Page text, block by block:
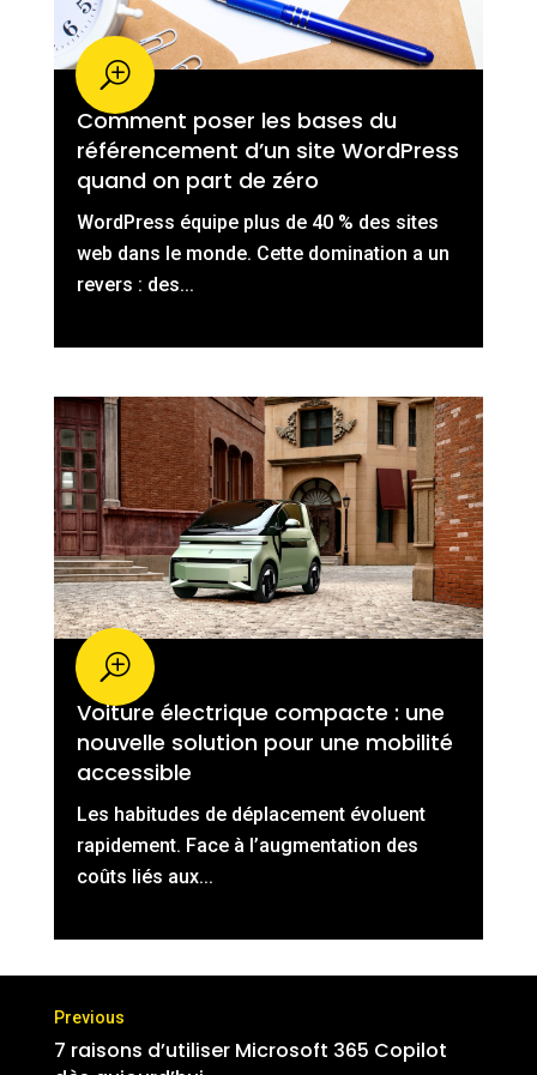
Comment poser les bases du
référencement d’un site WordPress
quand on part de zéro
WordPress équipe plus de 40 % des sites
web dans le monde. Cette domination a un
revers : des...
Voiture électrique compacte : une
nouvelle solution pour une mobilité
accessible
Les habitudes de déplacement évoluent
rapidement. Face à l’augmentation des
coûts liés aux...
7 raisons d’utiliser Microsoft 365 Copilot